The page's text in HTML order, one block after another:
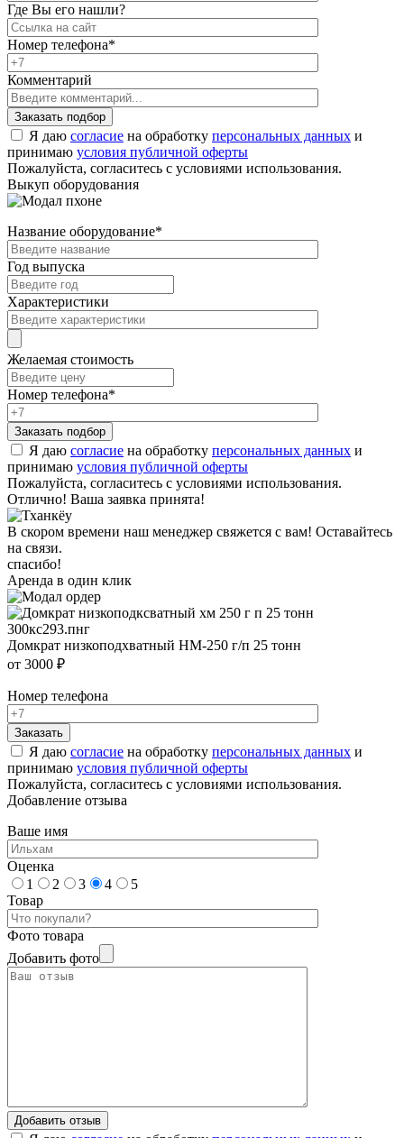
Где Вы его нашли?
Номер телефона*
Комментарий
Я даю согласие на обработку персональных данных и
принимаю условия публичной оферты
Пожалуйста, согласитесь с условиями использования.
Выкуп оборудования
Название оборудование*
Год выпуска
Характеристики
Желаемая стоимость
Номер телефона*
Я даю согласие на обработку персональных данных и
принимаю условия публичной оферты
Пожалуйста, согласитесь с условиями использования.
Отлично! Ваша заявка принята!
В скором времени наш менеджер свяжется с вам! Оставайтесь
на связи.
спасибо!
Аренда в один клик
Домкрат низкоподхватный HM-250 г/п 25 тонн
от 3000 ₽
Номер телефона
Я даю согласие на обработку персональных данных и
принимаю условия публичной оферты
Пожалуйста, согласитесь с условиями использования.
Добавление отзыва
Ваше имя
Оценка
1
2 3 4
5
Товар
Фото товара
Добавить фото